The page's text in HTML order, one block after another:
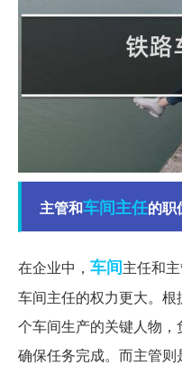
主管和车间主任的职
在企业中， 车间主任和
车间主任的权力更大。
个车间生产的关键人物，
确保任务完成。而主管